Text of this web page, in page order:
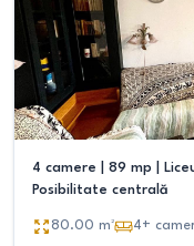
4 camere | 89 mp |
Posibilitate centrală
80.00 m² 4+